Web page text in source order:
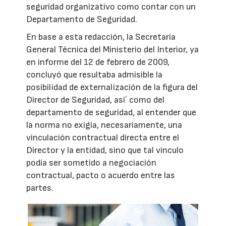
seguridad organizativo como contar con un
Departamento de Seguridad.
En base a esta redacción, la Secretaría
General Técnica del Ministerio del Interior, ya
en informe del 12 de febrero de 2009,
concluyó que resultaba admisible la
posibilidad de externalización de la figura del
Director de Seguridad, así´ como del
departamento de seguridad, al entender que
la norma no exigía, necesariamente, una
vinculación contractual directa entre el
Director y la entidad, sino que tal vinculo
podía ser sometido a negociación
contractual, pacto o acuerdo entre las
partes.